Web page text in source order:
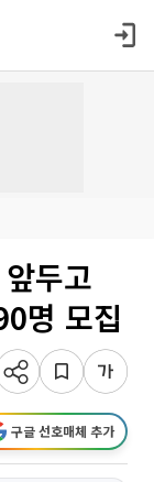
두고
명 모집
구글 선호매체 추가